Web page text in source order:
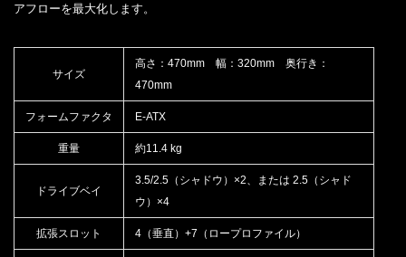
アフローを最大化します。
サイズ
高さ：470mm 幅：320mm 奥行き：
470mm
フォームファクタ E-ATX
重量 約11.4 kg
ドライブベイ
3.5/2.5（シャドウ）×2、または 2.5（シャド
ウ）×4
拡張スロット 4（垂直）+7（ロープロファイル）